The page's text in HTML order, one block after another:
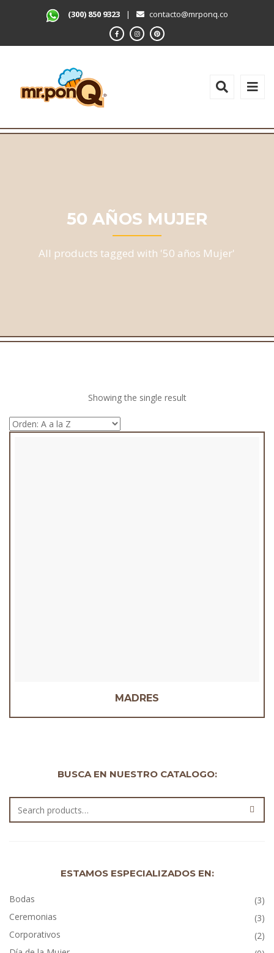
(300) 850 9323 | contacto@mrponq.co
50 AÑOS MUJER
All products tagged with '50 años Mujer'
Showing the single result
MADRES
BUSCA EN NUESTRO CATALOGO:
ESTAMOS ESPECIALIZADOS EN:
Bodas
(3)
Ceremonias
(3)
Corporativos
(2)